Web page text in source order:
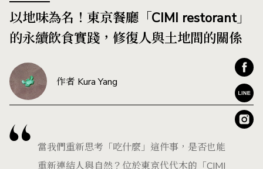
以地味為名！東京餐廳「CIMI restorant」
的永續飲食實踐，修復人與土地間的關係
作者 Kura Yang
當我們重新思考「吃什麼」這件事，是否也能
重新連結人與自然？位於東京代代木的「CIMI